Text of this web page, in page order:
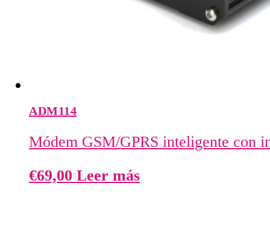
ADM114
Módem GSM/GPRS inteligente con
€69,00 Leer más